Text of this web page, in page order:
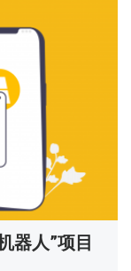
器人”项目